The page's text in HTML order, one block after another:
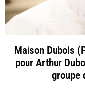
Maison Dubois
pour Arthur
groupe